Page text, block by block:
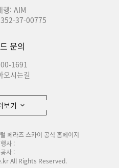
행: AIM
352-37-00775
문의
1691
오시는길
보기
페라즈 스카이 공식 홈페이지
사 :
사 :
All Rights Reserved.